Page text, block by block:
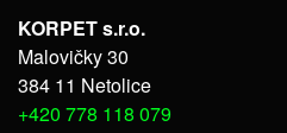
KORPET s.r.o.
Malovičky 30
384 11 Netolice
+420 778 118 079